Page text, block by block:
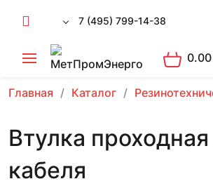
7 (495) 799-14-38
0.00
Главная Каталог
Втулка
кабеля